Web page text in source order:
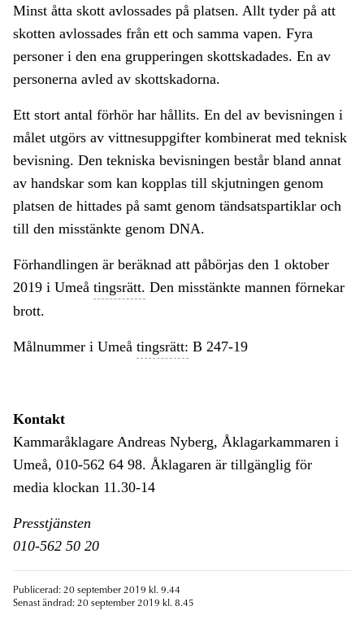
Minst åtta skott avlossades på platsen. Allt tyder på att
skotten avlossades från ett och samma vapen. Fyra
personer i den ena grupperingen skottskadades. En av
personerna avled av skottskadorna.
Ett stort antal förhör har hållits. En del av bevisningen i
målet utgörs av vittnesuppgifter kombinerat med teknisk
bevisning. Den tekniska bevisningen består bland annat
av handskar som kan kopplas till skjutningen genom
platsen de hittades på samt genom tändsatspartiklar och
till den misstänkte genom DNA.
Förhandlingen är beräknad att påbörjas den 1 oktober
2019 i Umeå tingsrätt. Den misstänkte mannen förnekar
brott.
Målnummer i Umeå tingsrätt: B 247-19
Kontakt
Kammaråklagare Andreas Nyberg, Åklagarkammaren i
Umeå, 010-562 64 98. Åklagaren är tillgänglig för
media klockan 11.30-14
Presstjänsten
010-562 50 20
Publicerad: 20 september 2019 kl. 9.44
Senast ändrad: 20 september 2019 kl. 8.45